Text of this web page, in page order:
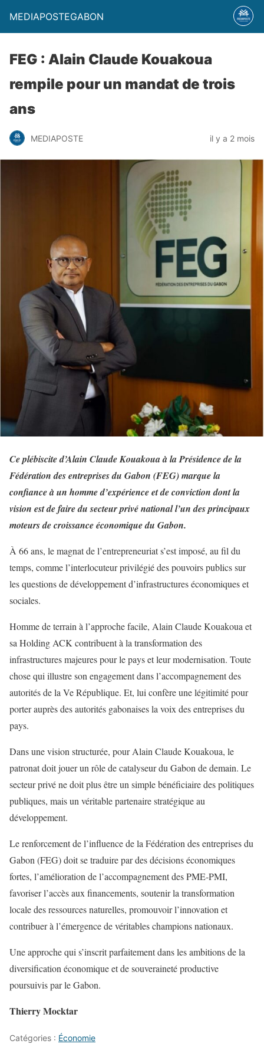
MEDIAPOSTEGABON
FEG : Alain Claude Kouakoua
rempile pour un mandat de trois
ans
MEDIAPOSTE il y a 2 mois
Ce plébiscite d’Alain Claude Kouakoua à la Présidence de la
Fédération des entreprises du Gabon (FEG) marque la
confiance à un homme d’expérience et de conviction dont la
vision est de faire du secteur privé national l’un des principaux
moteurs de croissance économique du Gabon.
À 66 ans, le magnat de l’entrepreneuriat s’est imposé, au fil du
temps, comme l’interlocuteur privilégié des pouvoirs publics sur
les questions de développement d’infrastructures économiques et
sociales.
Homme de terrain à l’approche facile, Alain Claude Kouakoua et
sa Holding ACK contribuent à la transformation des
infrastructures majeures pour le pays et leur modernisation. Toute
chose qui illustre son engagement dans l’accompagnement des
autorités de la Ve République. Et, lui confère une légitimité pour
porter auprès des autorités gabonaises la voix des entreprises du
pays.
Dans une vision structurée, pour Alain Claude Kouakoua, le
patronat doit jouer un rôle de catalyseur du Gabon de demain. Le
secteur privé ne doit plus être un simple bénéficiaire des politiques
publiques, mais un véritable partenaire stratégique au
développement.
Le renforcement de l’influence de la Fédération des entreprises du
Gabon (FEG) doit se traduire par des décisions économiques
fortes, l’amélioration de l’accompagnement des PME-PMI,
favoriser l’accès aux financements, soutenir la transformation
locale des ressources naturelles, promouvoir l’innovation et
contribuer à l’émergence de véritables champions nationaux.
Une approche qui s’inscrit parfaitement dans les ambitions de la
diversification économique et de souveraineté productive
poursuivis par le Gabon.
Thierry Mocktar
Catégories : Économie